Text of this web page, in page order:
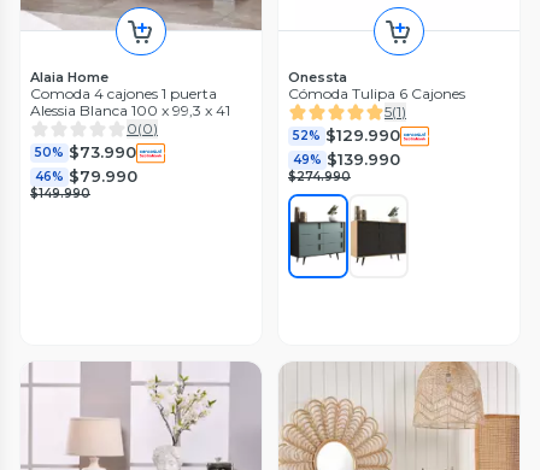
Alaia Home
Comoda 4 cajones 1 puerta
Alessia Blanca 100 x 99,3 x 41
0(0)
50% $73.990
46% $79.990
$149.990
Onessta
Cómoda Tulipa 6 Cajones
5(1)
52% $129.990
49% $139.990
$274.990